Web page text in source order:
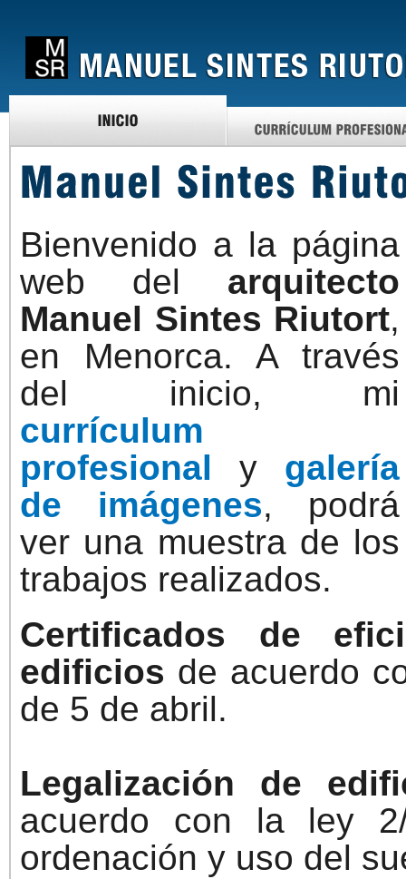
Bienvenido a la página
web del arquitecto
Manuel Sintes Riutort,
en Menorca. A través
del inicio, mi
currículum
profesional y galería
de imágenes, podrá
ver una muestra de los
trabajos realizados.
Certificados de
edificios de acuerdo
de 5 de abril.
Legalización de
acuerdo con la ley
ordenación y uso del